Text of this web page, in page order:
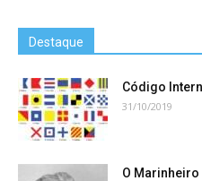
Destaque
Código
31/10/2019
O